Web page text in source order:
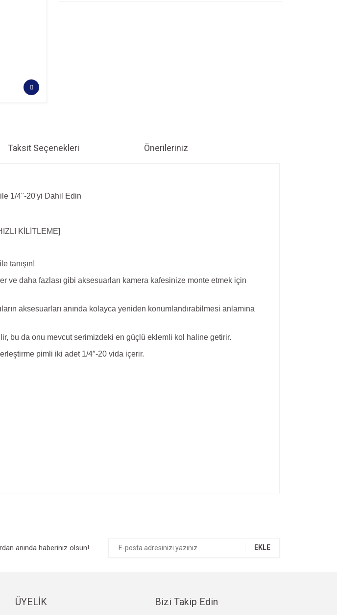
Taksit Seçenekleri Önerileriniz
ile 1/4"-20'yi Dahil Edin
KİLİTLEME]
tanışın!
ve daha fazlası gibi aksesuarları kamera kafesinize monte etmek için
aksesuarları anında kolayca yeniden konumlandırabilmesi anlamına
bu da onu mevcut serimizdeki en güçlü eklemli kol haline getirir.
pimli iki adet 1/4″-20 vida içerir.
anında haberiniz olsun! EKLE
ÜYELİK Bizi Takip Edin